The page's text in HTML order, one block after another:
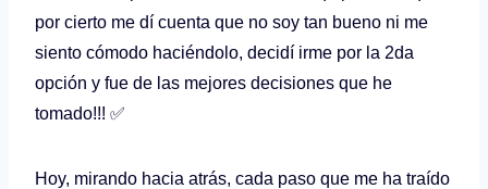
por cierto me dí cuenta que no soy tan bueno ni me
siento cómodo haciéndolo, decidí irme por la 2da
opción y fue de las mejores decisiones que he
tomado!!! ✅
Hoy, mirando hacia atrás, cada paso que me ha traído